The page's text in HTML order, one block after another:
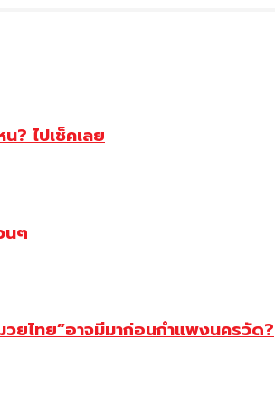
? ไปเช็คเลย
นๆ
ยไทย”อาจมีมาก่อนกำแพงนครวัด?